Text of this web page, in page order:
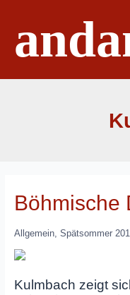
springen
Böhmische
Allgemein, Spätsommer
Kulmbach zeigt